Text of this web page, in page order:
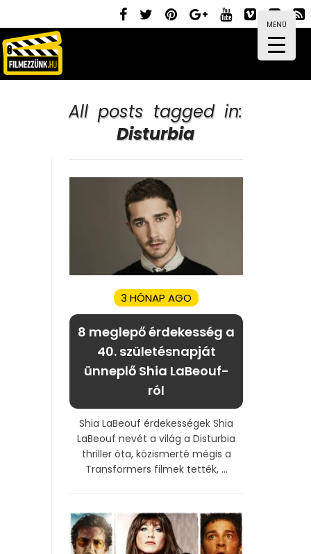
MENÜ
All posts tagged in:
Disturbia
3 HÓNAP AGO
8 meglepő érdekesség a
40. születésnapját
ünneplő Shia LaBeouf-
ról
Shia LaBeouf érdekességek Shia
LaBeouf nevét a világ a Disturbia
thriller óta, közismerté mégis a
Transformers filmek tették, ...